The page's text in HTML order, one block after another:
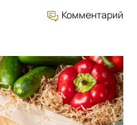
Комментарий